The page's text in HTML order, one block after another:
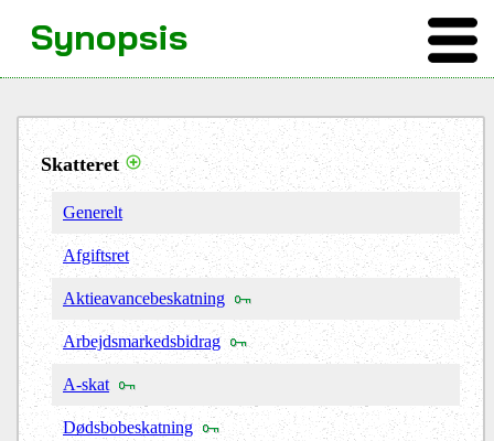
Skatteret
Generelt
Afgiftsret
Aktieavancebeskatning
Arbejdsmarkedsbidrag
A-skat
Dødsbobeskatning
Synopsis